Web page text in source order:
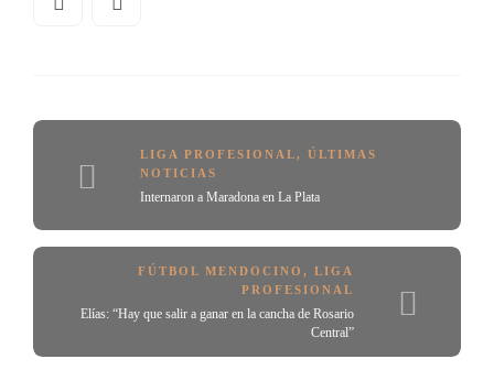
LIGA PROFESIONAL, ÚLTIMAS
NOTICIAS
Internaron a Maradona en La Plata
FÚTBOL MENDOCINO , LIGA
PROFESIONAL
Elías: “Hay que salir a ganar en la cancha de Rosario
Central”